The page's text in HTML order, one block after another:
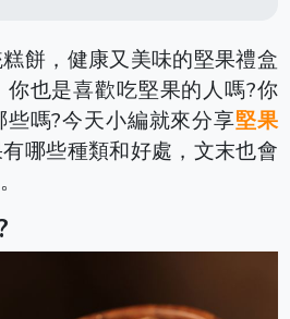
餅，健康又美味的堅果禮盒
也是喜歡吃堅果的人嗎?你
嗎?今天小編就來分享堅果
哪些種類和好處，文末也會